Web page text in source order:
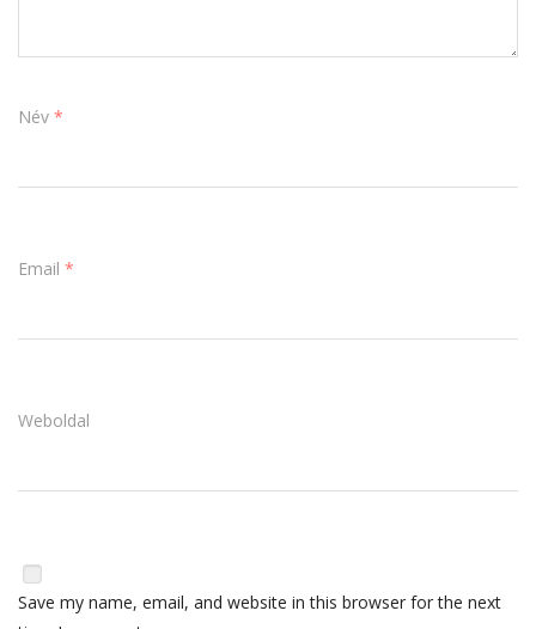
Név *
Email *
Weboldal
Save my name, email, and website in this browser for the next